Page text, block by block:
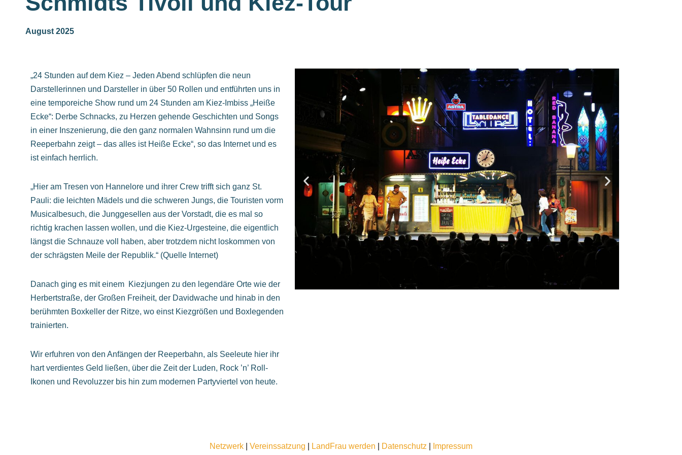
August 2025
„24 Stunden auf dem Kiez – Jeden Abend schlüpfen die neun
Darstellerinnen und Darsteller in über 50 Rollen und entführten uns in
eine temporeiche Show rund um 24 Stunden am Kiez-Imbiss „Heiße
Ecke“: Derbe Schnacks, zu Herzen gehende Geschichten und Songs
in einer Inszenierung, die den ganz normalen Wahnsinn rund um die
Reeperbahn zeigt – das alles ist Heiße Ecke“, so das Internet und es
ist einfach herrlich.
„Hier am Tresen von Hannelore und ihrer Crew trifft sich ganz St.
Pauli: die leichten Mädels und die schweren Jungs, die Touristen vorm
Musicalbesuch, die Junggesellen aus der Vorstadt, die es mal so
richtig krachen lassen wollen, und die Kiez-Urgesteine, die eigentlich
längst die Schnauze voll haben, aber trotzdem nicht loskommen von
der schrägsten Meile der Republik.“ (Quelle Internet)
Danach ging es mit einem Kiezjungen zu den legendäre Orte wie der
Herbertstraße, der Großen Freiheit, der Davidwache und hinab in den
berühmten Boxkeller der Ritze, wo einst Kiezgrößen und Boxlegenden
trainierten.
Wir erfuhren von den Anfängen der Reeperbahn, als Seeleute hier ihr
hart verdientes Geld ließen, über die Zeit der Luden, Rock ’n’ Roll-
Ikonen und Revoluzzer bis hin zum modernen Partyviertel von heute.
Netzwerk Vereinssatzung LandFrau werden Datenschutz Impressum